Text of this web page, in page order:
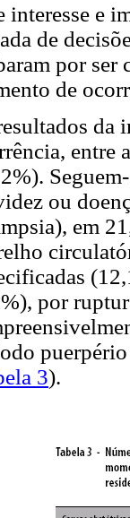
interesse e
de
por
de
da
entre
ou
em
por
puerpério
3).